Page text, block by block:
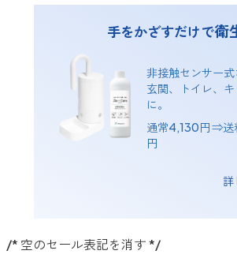
手をかざすだけで衛
非接触センサー式
玄関、トイレ、
に。
通常4,130円 ⇒
円
詳
/* 空のセール表記を消す */